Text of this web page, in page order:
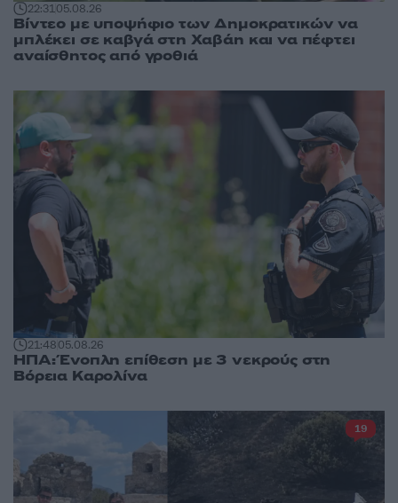
22:3105.08.26
Βίντεο με υποψήφιο των Δημοκρατικών να
μπλέκει σε καβγά στη Χαβάη και να πέφτει
αναίσθητος από γροθιά
21:4805.08.26
ΗΠΑ: Ένοπλη επίθεση με 3 νεκρούς στη
Βόρεια Καρολίνα
19